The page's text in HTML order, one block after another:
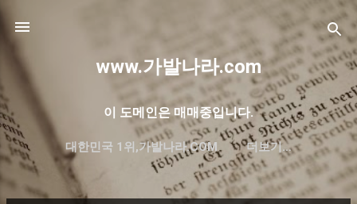
www.가발나라.com
이 도메인은 매매중입니다.
대한민국 1위,가발나라.COM 더보기…
프리미엄 한글 도메인 대방출